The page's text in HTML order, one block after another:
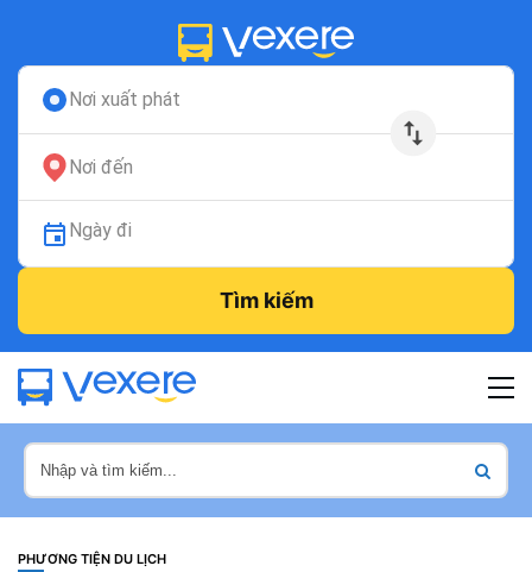
Nơi xuất phát
Nơi đến
Ngày đi
Tìm kiếm
PHƯƠNG TIỆN DU LỊCH